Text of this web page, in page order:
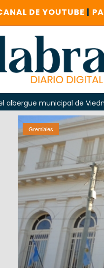
DE YOUTUBE |
de Viedma La
en Roca
Gremiales